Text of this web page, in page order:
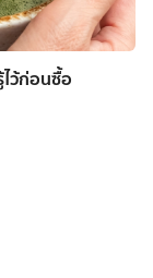
ว้ก่อนซื้อ